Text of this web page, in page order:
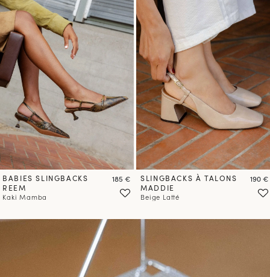
PRÉCOMMANDER
BABIES SLINGBACKS
REEM
Kaki Mamba
Prix
185 €
PRÉCOMMANDER
SLINGBACKS À TALONS
MADDIE
Beige Latté
Prix
190 €